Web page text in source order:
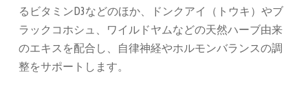
るビタミンD3などのほか、ドンクアイ（トウキ）やブ
ラックコホシュ、ワイルドヤムなどの天然ハーブ由来
のエキスを配合し、自律神経やホルモンバランスの調
整をサポートします。